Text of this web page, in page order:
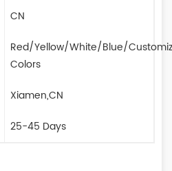
CN
Red/Yellow/White/Blue/
Colors
Xiamen,CN
25-45 Days